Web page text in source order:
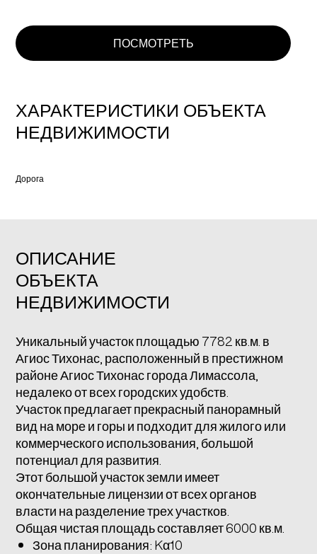
ХАРАКТЕРИСТИКИ ОБЪЕКТА
НЕДВИЖИМОСТИ
ПОСМОТРЕТЬ
Дорога
ОПИСАНИЕ
ОБЪЕКТА
НЕДВИЖИМОСТИ
Уникальный участок площадью 7782 кв.м. в
Агиос Тихонас, расположенный в престижном
районе Агиос Тихонас города Лимассола,
недалеко от всех городских удобств.
Участок предлагает прекрасный панорамный
вид на море и горы и подходит для жилого или
коммерческого использования, большой
потенциал для развития.
Этот большой участок земли имеет
окончательные лицензии от всех органов
власти на разделение трех участков.
Общая чистая площадь составляет 6000 кв.м.
Зона планирования: Kα10